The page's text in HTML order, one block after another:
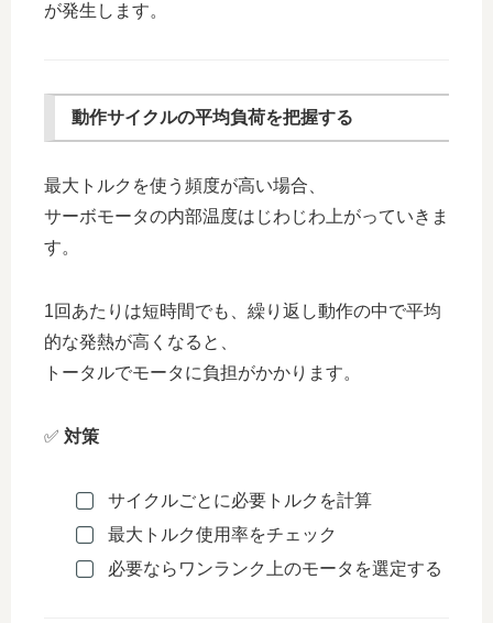
が発生します。
動作サイクルの平均負荷を把握する
最大トルクを使う頻度が高い場合、
サーボモータの内部温度はじわじわ上がっていきま
す。
1回あたりは短時間でも、繰り返し動作の中で平均
的な発熱が高くなると、
トータルでモータに負担がかかります。
✅ 対策
サイクルごとに必要トルクを計算
最大トルク使用率をチェック
必要ならワンランク上のモータを選定する